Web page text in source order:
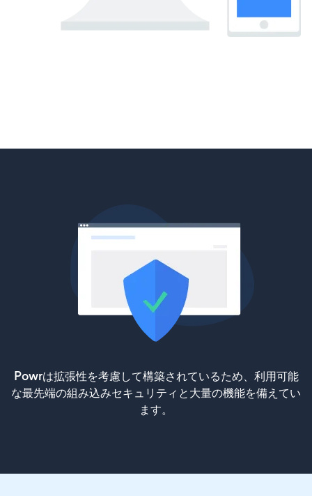
Powrは拡張性を考慮して構築されているため、利用可能
な最先端の組み込みセキュリティと大量の機能を備えてい
ます。